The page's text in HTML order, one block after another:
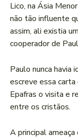
Lico, na Ásia
não tão influente
assim, ali existia
cooperador de
Paulo nunca havia
escreve essa
Epafras o visita e
entre os cristãos.
A principal